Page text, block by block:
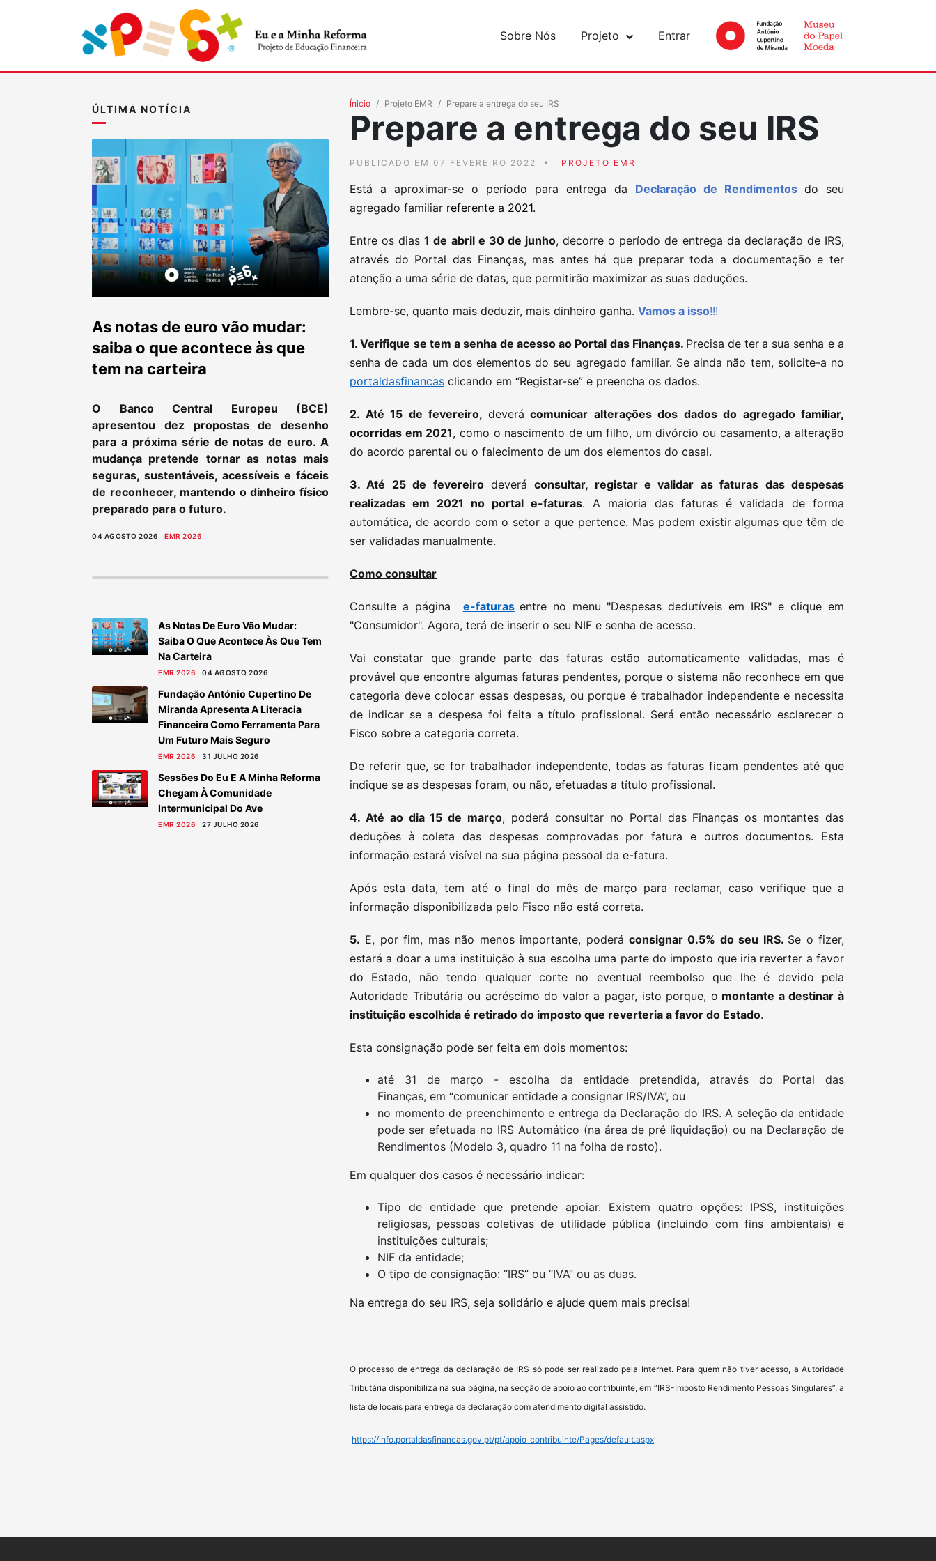
Sobre Nós Projeto Entrar
ÚLTIMA NOTÍCIA
As notas de euro vão mudar:
saiba o que acontece às que
tem na carteira
O Banco Central Europeu (BCE)
apresentou dez propostas de desenho
para a próxima série de notas de euro. A
mudança pretende tornar as notas mais
seguras, sustentáveis, acessíveis e fáceis
de reconhecer, mantendo o dinheiro físico
preparado para o futuro.
04 AGOSTO 2026 EMR 2026
As Notas De Euro Vão Mudar:
Saiba O Que Acontece Às Que Tem
Na Carteira
EMR 2026 04 AGOSTO 2026
Fundação António Cupertino De
Miranda Apresenta A Literacia
Financeira Como Ferramenta Para
Um Futuro Mais Seguro
EMR 2026 31 JULHO 2026
Sessões Do Eu E A Minha Reforma
Chegam À Comunidade
Intermunicipal Do Ave
EMR 2026 27 JULHO 2026
Ínicio Projeto EMR Prepare a entrega do seu IRS
Prepare a entrega do seu IRS
PUBLICADO EM 07 FEVEREIRO 2022 PROJETO EMR
Está a aproximar-se o período para entrega da Declaração de Rendimentos do seu
agregado familiar referente a 2021.
Entre os dias1 de abril e 30 de junho, decorre o período de entrega da declaração de IRS,
através do Portal das Finanças, mas antes há que preparar toda a documentação e ter
atenção a uma série de datas, que permitirão maximizar as suas deduções.
Lembre-se, quanto mais deduzir, mais dinheiro ganha. Vamos a isso!!!
1. Verifique se tem a senha de acesso ao Portal das Finanças. Precisa de ter a sua senha e a
senha de cada um dos elementos do seu agregado familiar. Se ainda não tem, solicite-a no
portaldasfinancas clicando em “Registar-se” e preencha os dados.
2. Até 15 de fevereiro, deverá comunicar alterações dos dados do agregado familiar,
ocorridas em 2021, como o nascimento de um filho, um divórcio ou casamento, a alteração
do acordo parental ou o falecimento de um dos elementos do casal.
3. Até 25 de fevereirodeveráconsultar, registar e validar as faturas das despesas
realizadas em 2021 no portal e-faturas. A maioria das faturas é validada de forma
automática, de acordo com o setor a que pertence. Mas podem existir algumas que têm de
ser validadas manualmente.
Como consultar
Consulte a página e-faturas entre no menu "Despesas dedutíveis em IRS" e clique em
"Consumidor". Agora, terá de inserir o seu NIF e senha de acesso.
Vai constatar que grande parte das faturas estão automaticamente validadas, mas é
provável que encontre algumas faturas pendentes, porque o sistema não reconhece em que
categoria deve colocar essas despesas, ou porque é trabalhador independente e necessita
de indicar se a despesa foi feita a título profissional. Será então necessário esclarecer o
Fisco sobre a categoria correta.
De referir que, se for trabalhador independente, todas as faturas ficam pendentes até que
indique se as despesas foram, ou não, efetuadas a título profissional.
4. Até ao dia 15 de março, poderá consultar no Portal das Finanças os montantes das
deduções à coleta das despesas comprovadas por fatura e outros documentos. Esta
informação estará visível na sua página pessoal da e-fatura.
Após esta data, tem até o final do mês de março para reclamar, caso verifique que a
informação disponibilizada pelo Fisco não está correta.
5. E, por fim, mas não menos importante, poderá consignar 0.5% do seu IRS. Se o fizer,
estará a doar a uma instituição à sua escolha uma parte do imposto que iria reverter a favor
do Estado, não tendo qualquer corte no eventual reembolso que lhe é devido pela
Autoridade Tributária ou acréscimo do valor a pagar, isto porque, o montante a destinar à
instituição escolhida é retirado do imposto que reverteria a favor do Estado.
Esta consignação pode ser feita em dois momentos:
até 31 de março - escolha da entidade pretendida, através do Portal das
Finanças, em “comunicar entidade a consignar IRS/IVA”, ou
no momento de preenchimento e entrega da Declaração do IRS. A seleção da entidade
pode ser efetuada no IRS Automático (na área de pré liquidação) ou na Declaração de
Rendimentos (Modelo 3, quadro 11 na folha de rosto).
Em qualquer dos casos é necessário indicar:
Tipo de entidade que pretende apoiar. Existem quatro opções: IPSS, instituições
religiosas, pessoas coletivas de utilidade pública (incluindo com fins ambientais) e
instituições culturais;
NIF da entidade;
O tipo de consignação: “IRS” ou “IVA” ou as duas.
Na entrega do seu IRS, seja solidário e ajude quem mais precisa!
O processo de entrega da declaração de IRS só pode ser realizado pela Internet. Para quem não tiver acesso, a Autoridade
Tributária disponibiliza na sua página, na secção de apoio ao contribuinte, em “IRS-Imposto Rendimento Pessoas Singulares”, a
lista de locais para entrega da declaração com atendimento digital assistido.
https://info.portaldasfinancas.gov.pt/pt/apoio_contribuinte/Pages/default.aspx